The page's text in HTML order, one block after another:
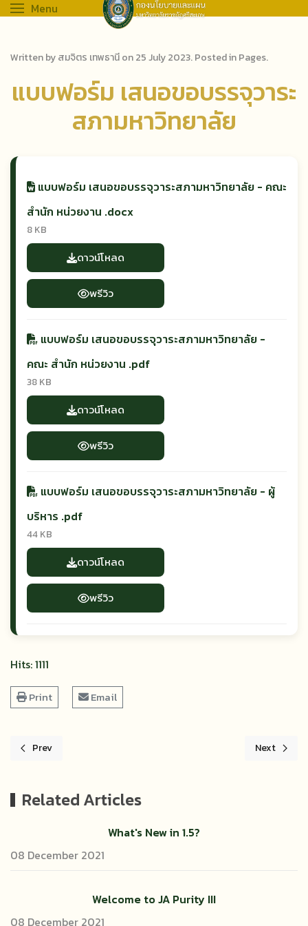
Menu
Written by สมจิตร เทพธานี on25 July 2023. Posted inPages.
แบบฟอร์ม เสนอขอบรรจุวาระ
สภามหาวิทยาลัย
แบบฟอร์ม เสนอขอบรรจุวาระสภามหาวิทยาลัย - คณะ
สำนัก หน่วยงาน .docx
8 KB
ดาวน์โหลด
พรีวิว
แบบฟอร์ม เสนอขอบรรจุวาระสภามหาวิทยาลัย -
คณะ สำนัก หน่วยงาน .pdf
38 KB
ดาวน์โหลด
พรีวิว
แบบฟอร์ม เสนอขอบรรจุวาระสภามหาวิทยาลัย - ผู้
บริหาร .pdf
44 KB
ดาวน์โหลด
พรีวิว
Hits: 1111
Print Email
Previous article: แบบฟอร์ม การเบิกจ่ายเอกสารงานคลัง
Prev Next
Next
Related Articles
What's New in 1.5?
08 December 2021
Welcome to JA Purity III
08 December 2021